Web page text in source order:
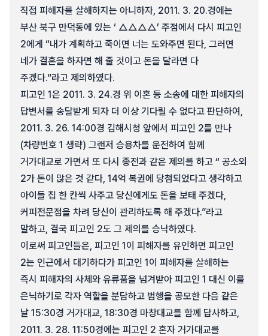
직접 피해자를 살해하지는 아니하자, 2011. 3. 20.경에는
부산 북구 만덕동에 있는 ‘ △△△△’ 주점에서 다시 피고인
2에게 “내가 계획하고 죽이면 너는 도와주면 된다, 그러면
네가 결혼을 하자면 해 줄 것이고 돈을 달라면 다
주겠다.”라고 제의하였다.
피고인 1은 2011. 3. 24.경 위 이혼 등 소송에 대한 피해자의
답변서를 송달받게 되자 더 이상 기다릴 수 없다고 판단하여,
2011. 3. 26. 14:00경 김해시청 앞에서 피고인 2를 만나
(차량번호 1 생략) 그랜저 승용차를 운전하여 함께
거가대교로 가면서 또 다시 종전과 같은 제의를 하고 “ 공소외
2가 돈이 많은 것 같다, 14억 복권에 당첨되었다고 생각하고
아이들 집 한 칸씩 사주고 당신에게도 돈을 보태 주겠다,
커피전문점을 차려 당신이 관리하도록 해 주겠다.”라고
말하고, 결국 피고인 2도 그 제의를 승낙하였다.
이로써 피고인들은, 피고인 1이 피해자를 유인하면 피고인
2는 인근에서 대기하다가 피고인 1이 피해자를 살해하는
즉시 피해자의 사체와 유류품을 넘겨받아 피고인 1 대신 이를
은닉하기로 각자 역할을 분담하고 범행을 공모한 다음 같은
날 15:30경 거가대교, 18:30경 마창대교를 함께 답사하고,
2011. 3. 28. 11:50경에는 피고인 2 혼자 거가대교를